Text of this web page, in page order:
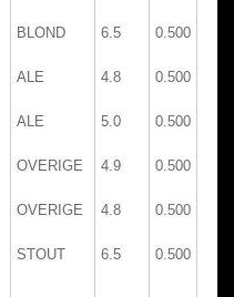
BLOND 6.5 0.500
ALE 4.8 0.500
ALE 5.0 0.500
OVERIGE 4.9 0.500
OVERIGE 4.8 0.500
STOUT 6.5 0.500